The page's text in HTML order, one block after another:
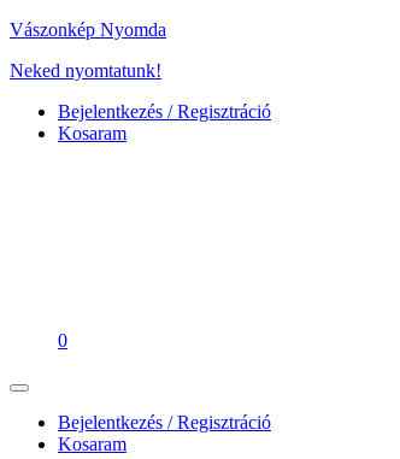
Vászonkép Nyomda
Neked nyomtatunk!
Bejelentkezés / Regisztráció
Kosaram
0
Bejelentkezés / Regisztráció
Kosaram